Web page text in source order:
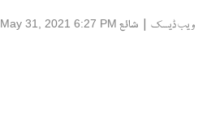
ویب ڈیسک | شائع May 31, 2021 6:27 PM